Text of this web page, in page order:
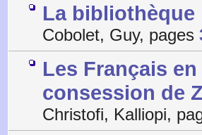
La bibliothèque
Cobolet, Guy, pages
Les Français
consession de
Christofi, Kalliopi,